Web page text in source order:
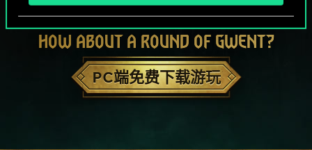
HOW ABOUT A ROUND OF GWENT?
PC端免费下载游玩